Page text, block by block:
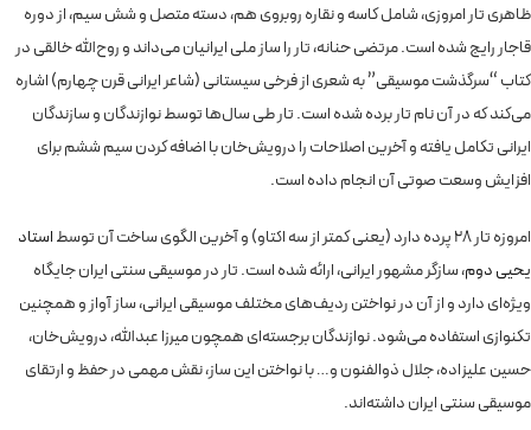
ظاهری تار امروزی، شامل کاسه و نقاره روبروی هم، دسته متصل و شش سیم، از دوره
قاجار رایج شده است. مرتضی حنانه، تار را ساز ملی ایرانیان می‌داند و روح‌الله خالقی در
کتاب “سرگذشت موسیقی” به شعری از فرخی سیستانی (شاعر ایرانی قرن چهارم) اشاره
می‌کند که در آن نام تار برده شده است. تار طی سال‌ها توسط نوازندگان و سازندگان
ایرانی تکامل یافته و آخرین اصلاحات را درویش‌خان با اضافه کردن سیم ششم برای
افزایش وسعت صوتی آن انجام داده است.
امروزه تار 28 پرده دارد (یعنی کمتر از سه اکتاو) و آخرین الگوی ساخت آن توسط
استاد
یحیی دوم، سازگر مشهور ایرانی، ارائه شده است. تار در موسیقی سنتی ایران جایگاه
ویژه‌ای دارد و از آن در نواختن ردیف‌های مختلف موسیقی ایرانی، ساز آواز و همچنین
تکنوازی استفاده می‌شود. نوازندگان برجسته‌ای همچون میرزا عبدالله، درویش‌خان،
حسین علیزاده، جلال ذوالفنون و… با نواختن این ساز، نقش مهمی در حفظ و ارتقای
موسیقی سنتی ایران داشته‌اند.